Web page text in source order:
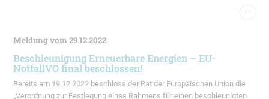
Meldung vom 29.12.2022
Beschleunigung Erneuerbare Energien – EU-
NotfallVO final beschlossen!
Bereits am 19.12.2022 beschloss der Rat der Europäischen Union die
„Verordnung zur Festlegung eines Rahmens für einen beschleunigten